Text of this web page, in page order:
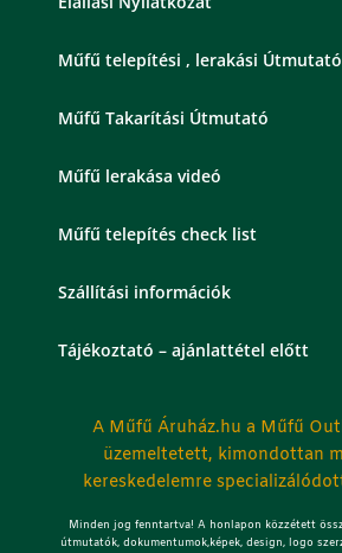
Műfű telepítési , lerakási Útmutató
Műfű Takarítási Útmutató
Műfű lerakása videó
Műfű telepítés check list
Szállítási információk
Tájékoztató – ajánlattétel előtt
A Műfű Áruház.hu a Műfű
üzemeltetett, kimondottan
kereskedelemre
Minden jog fenntartva! A honlapon közzétett
útmutatók, dokumentumok,képek, design, logo